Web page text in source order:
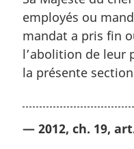
employés ou
mandat a pris fin
l’abolition de leur
la présente
— 2012, ch. 19,